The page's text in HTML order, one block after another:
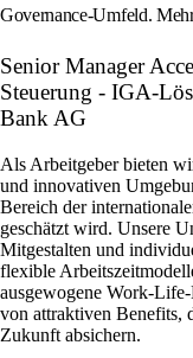
Governance-Umfeld.
Senior Manager
Steuerung - IGA-
Bank AG
Als Arbeitgeber bieten
und innovativen
Bereich der
geschätzt wird. Unsere
Mitgestalten und
flexible
ausgewogene Work-
von attraktiven Benefits,
Zukunft absichern.